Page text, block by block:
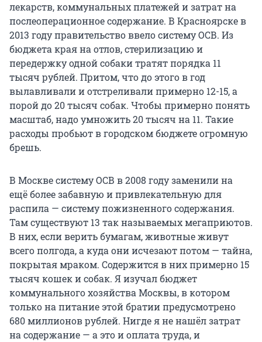
лекарств, коммунальных платежей и затрат на
послеоперационное содержание. В Красноярске в
2013 году правительство ввело систему ОСВ. Из
бюджета края на отлов, стерилизацию и
передержку одной собаки тратят порядка 11
тысяч рублей. Притом, что до этого в год
вылавливали и отстреливали примерно 12-15, а
порой до 20 тысяч собак. Чтобы примерно понять
масштаб, надо умножить 20 тысяч на 11. Такие
расходы пробьют в городском бюджете огромную
брешь.
В Москве систему ОСВ в 2008 году заменили на
ещё более забавную и привлекательную для
распила — систему пожизненного содержания.
Там существуют 13 так называемых мегаприютов.
В них, если верить бумагам, животные живут
всего полгода, а куда они исчезают потом — тайна,
покрытая мраком. Содержится в них примерно 15
тысяч кошек и собак. Я изучал бюджет
коммунального хозяйства Москвы, в котором
только на питание этой братии предусмотрено
680 миллионов рублей. Нигде я не нашёл затрат
на содержание — а это и оплата труда, и